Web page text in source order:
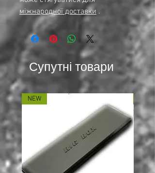
міжнародної доставки .
Супутні товари
NEW NEW